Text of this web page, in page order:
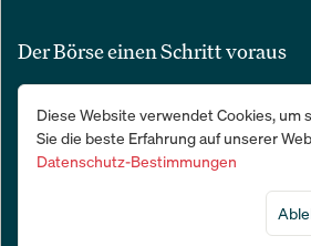
Der Börse einen Schritt voraus
Alle relevanten Nachrichten aus Wirtschaft
einfachen E-Mail. 100 % kostenlos:
Diese Website verwendet Cookies, um
Sie die beste Erfahrung auf unserer
Datenschutz-Bestimmungen